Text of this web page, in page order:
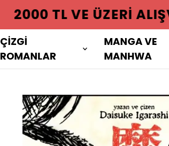
2000 TL VE ÜZERI
ÇİZGİ
ROMANLAR
MANGA VE
MANHWA